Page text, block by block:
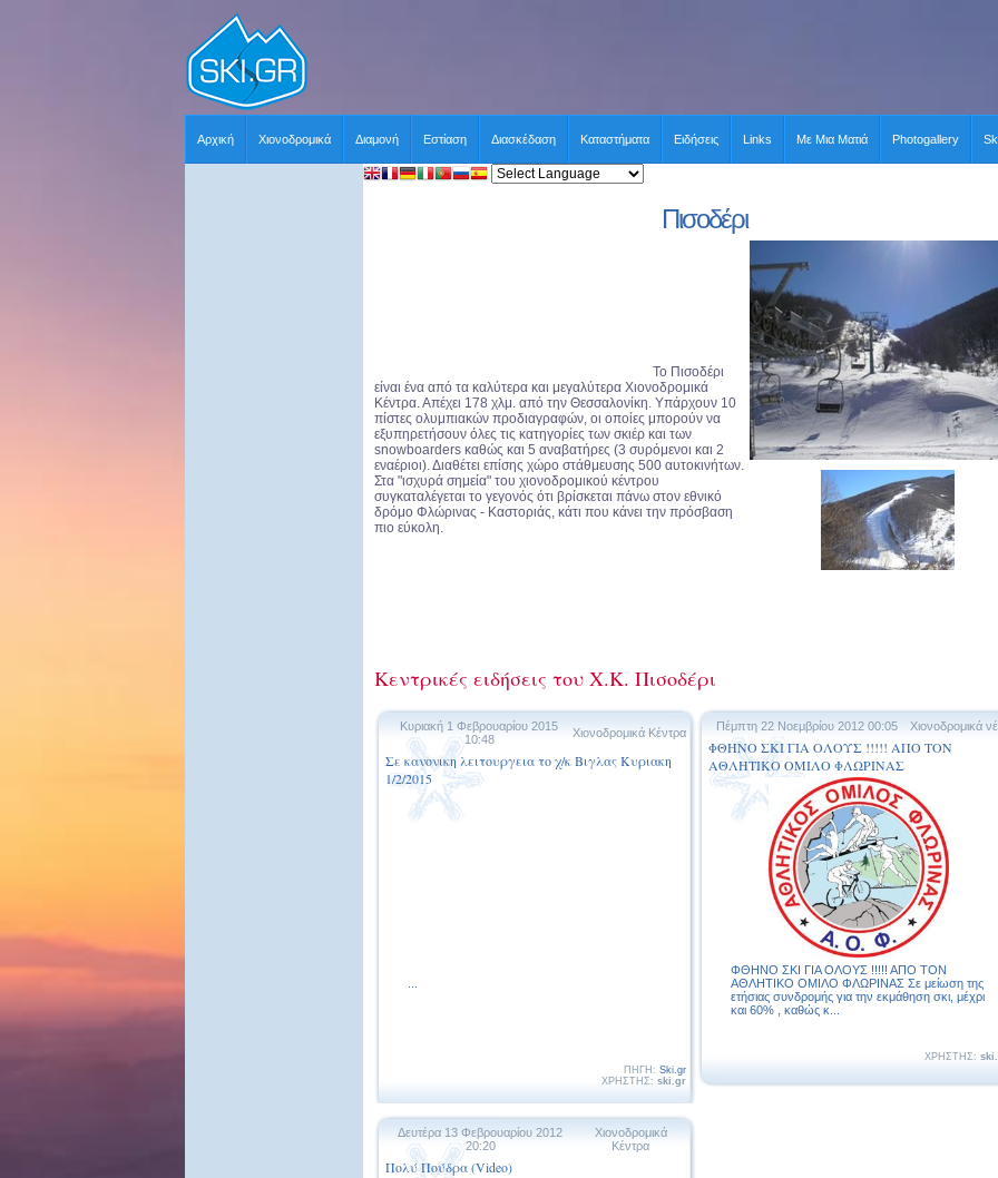
Αρχική Χιονοδρομικά Διαμονή Εστίαση Διασκέδαση Καταστήματα Ειδήσεις Links Με Μια Ματιά Photogallery
Πισοδέρι
Το Πισοδέρι
είναι ένα από τα καλύτερα και μεγαλύτερα Χιονοδρομικά
Κέντρα. Απέχει 178 χλμ. από την Θεσσαλονίκη. Υπάρχουν 10
πίστες ολυμπιακών προδιαγραφών, οι οποίες μπορούν να
εξυπηρετήσουν όλες τις κατηγορίες των σκιέρ και των
snowboarders καθώς και 5 αναβατήρες (3 συρόμενοι και 2
εναέριοι). Διαθέτει επίσης χώρο στάθμευσης 500 αυτοκινήτων.
Στα "ισχυρά σημεία" του χιονοδρομικού κέντρου
συγκαταλέγεται το γεγονός ότι βρίσκεται πάνω στον εθνικό
δρόμο Φλώρινας - Καστοριάς, κάτι που κάνει την πρόσβαση
πιο εύκολη.
Κεντρικές ειδήσεις του Χ.Κ. Πισοδέρι
Κυριακή 1 Φεβρουαρίου 2015
10:48
Χιονοδρομικά Κέντρα
Σε κανονικη λειτουργεια το χ/κ Βιγλας Κυριακη
1/2/2015
ΠΗΓΗ: Ski.gr
ΧΡΗΣΤΗΣ: ski.gr
Πέμπτη 22 Νοεμβρίου 2012 00:05 Χιονοδρομικά
ΦΘΗΝΟ ΣΚΙ ΓΙΑ ΟΛΟΥΣ !!!!! ΑΠΟ ΤΟΝ
ΑΘΛΗΤΙΚΟ ΟΜΙΛΟ ΦΛΩΡΙΝΑΣ
ΦΘΗΝΟ ΣΚΙ ΓΙΑ ΟΛΟΥΣ !!!!! ΑΠΟ ΤΟΝ
ΑΘΛΗΤΙΚΟ ΟΜΙΛΟ ΦΛΩΡΙΝΑΣ Σε μείωση της
ετήσιας συνδρομής για την εκμάθηση σκι, μέχρι
και 60% , καθώς κ...
ΧΡΗΣΤΗΣ:
Δευτέρα 13 Φεβρουαρίου 2012
20:20
Χιονοδρομικά
Κέντρα
Πολύ Πούδρα (Video)